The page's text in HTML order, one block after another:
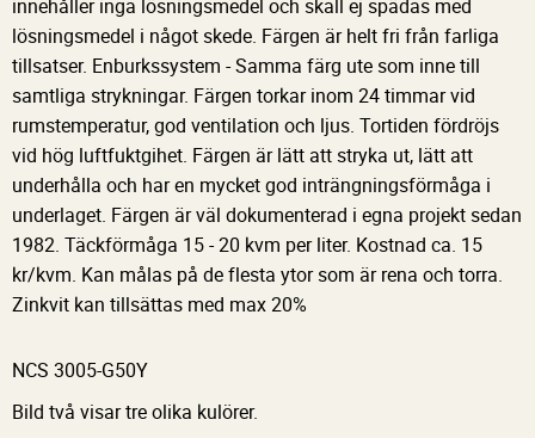
innehåller inga lösningsmedel och skall ej spädas med
lösningsmedel i något skede. Färgen är helt fri från farliga
tillsatser. Enburkssystem - Samma färg ute som inne till
samtliga strykningar. Färgen torkar inom 24 timmar vid
rumstemperatur, god ventilation och ljus. Tortiden fördröjs
vid hög luftfuktgihet. Färgen är lätt att stryka ut, lätt att
underhålla och har en mycket god inträngningsförmåga i
underlaget. Färgen är väl dokumenterad i egna projekt sedan
1982. Täckförmåga 15 - 20 kvm per liter. Kostnad ca. 15
kr/kvm. Kan målas på de flesta ytor som är rena och torra.
Zinkvit kan tillsättas med max 20%
NCS 3005-G50Y
Bild två visar tre olika kulörer.